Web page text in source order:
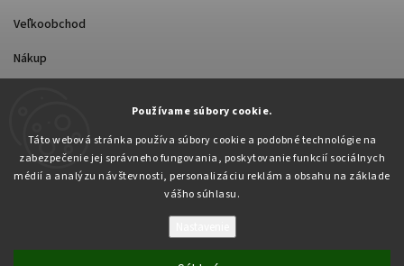
Používame súbory cookie.
Táto webová stránka používa súbory cookie a podobné technológie na
zabezpečenie jej správneho fungovania, poskytovanie funkcií sociálnych
médií a analýzu návštevnosti, personalizáciu reklám a obsahu na základe
vášho súhlasu.
Veľkoobchod
Nákup
Copyright 2026Pabex.sk. Všetky práva vyhradené.